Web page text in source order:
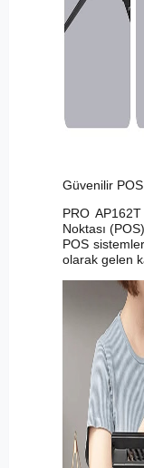
Güvenilir
PRO
Noktası
POS
olarak gelen